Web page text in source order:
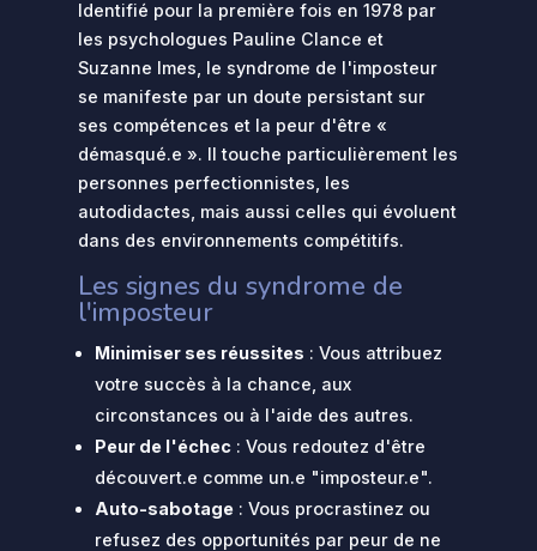
Identifié pour la première fois en 1978 par
les psychologues Pauline Clance et
Suzanne Imes, le syndrome de l'imposteur
se manifeste par un doute persistant sur
ses compétences et la peur d'être «
démasqué.e ». Il touche particulièrement les
personnes perfectionnistes, les
autodidactes, mais aussi celles qui évoluent
dans des environnements compétitifs.
Les signes du syndrome de
l'imposteur
Minimiser ses réussites : Vous attribuez
votre succès à la chance, aux
circonstances ou à l'aide des autres.
Peur de l'échec : Vous redoutez d'être
découvert.e comme un.e "imposteur.e".
Auto-sabotage : Vous procrastinez ou
refusez des opportunités par peur de ne